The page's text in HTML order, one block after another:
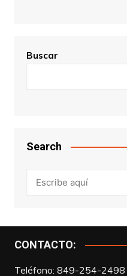
Buscar
Search
CONTACTO:
Teléfono: 849-254-2498